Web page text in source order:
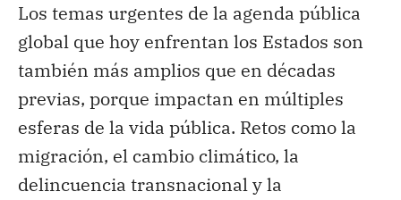
Los temas urgentes de la agenda pública
global que hoy enfrentan los Estados son
también más amplios que en décadas
previas, porque impactan en múltiples
esferas de la vida pública. Retos como la
migración, el cambio climático, la
delincuencia transnacional y la